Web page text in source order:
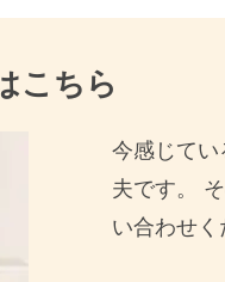
こちら
今感じて
夫です。
い合わせく